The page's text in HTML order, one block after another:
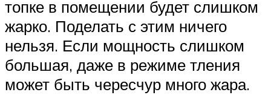
топке в помещении будет слишком
жарко. Поделать с этим ничего
нельзя. Если мощность слишком
большая, даже в режиме тления
может быть чересчур много жара.